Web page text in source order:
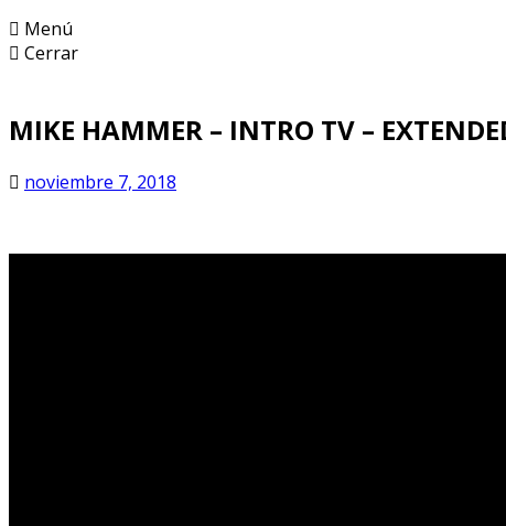
Menú
Cerrar
MIKE HAMMER – INTRO TV –
noviembre 7, 2018